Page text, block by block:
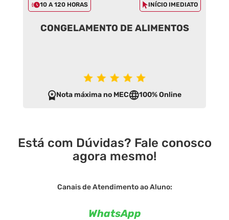
10 A 120 HORAS INÍCIO IMEDIATO
CONGELAMENTO DE ALIMENTOS
Nota máxima no MEC 100% Online
Está com Dúvidas? Fale conosco
agora mesmo!
Canais de Atendimento ao Aluno:
WhatsApp